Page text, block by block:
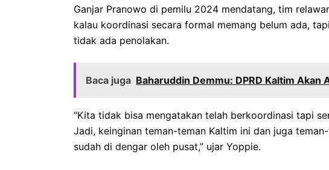
Ganjar Pranowo di pemilu 2024 mendatang, tim
kalau koordinasi secara formal memang belum ada,
tidak ada penolakan.
Baca juga Baharuddin Demmu: DPRD Kaltim Akan
“Kita tidak bisa mengatakan telah berkoordinasi tapi
Jadi, keinginan teman-teman Kaltim ini dan juga
sudah di dengar oleh pusat,” ujar Yoppie.